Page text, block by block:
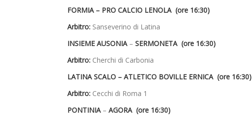
FORMIA – PRO CALCIO LENOLA (ore 16:30)
Arbitro: Sanseverino di Latina
INSIEME AUSONIA – SERMONETA (ore 16:30)
Arbitro: Cherchi di Carbonia
LATINA SCALO – ATLETICO BOVILLE ERNICA (ore 16:30)
Arbitro: Cecchi di Roma 1
PONTINIA – AGORA (ore 16:30)